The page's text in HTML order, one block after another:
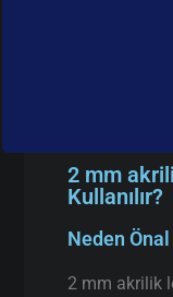
2 mm
Kullanılır?
Neden
2 mm akrilik